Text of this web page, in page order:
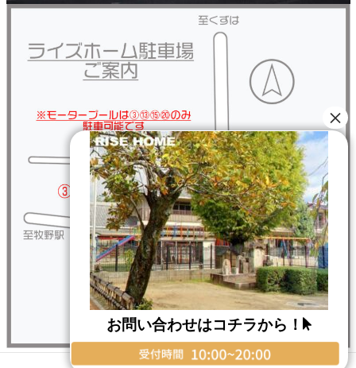
Copyright © RISE HOME All Rights Reserved.
お問い合わせはコチラから！